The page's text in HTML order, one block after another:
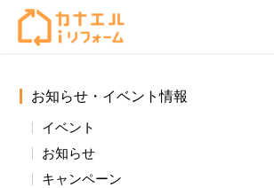
お知らせ・イベント情報
イベント
お知らせ
キャンペーン